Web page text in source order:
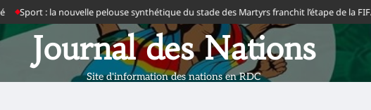
Sport : la nouvelle pelouse synthétique du stade des Martyrs franchit l’étape de la FIFA
Journal des Nations
Site d'information des nations en RDC